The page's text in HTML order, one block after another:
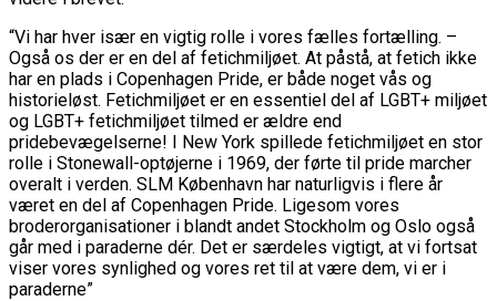
“Vi har hver især en vigtig rolle i vores fælles fortælling. –
Også os der er en del af fetichmiljøet. At påstå, at fetich ikke
har en plads i Copenhagen Pride, er både noget vås og
historieløst. Fetichmiljøet er en essentiel del af LGBT+ miljøet
og LGBT+ fetichmiljøet tilmed er ældre end
pridebevægelserne! I New York spillede fetichmiljøet en stor
rolle i Stonewall-optøjerne i 1969, der førte til pride marcher
overalt i verden. SLM København har naturligvis i flere år
været en del af Copenhagen Pride. Ligesom vores
broderorganisationer i blandt andet Stockholm og Oslo også
går med i paraderne dér. Det er særdeles vigtigt, at vi fortsat
viser vores synlighed og vores ret til at være dem, vi er i
paraderne”